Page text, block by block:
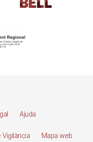
Ajuda
Vigilància Mapa web